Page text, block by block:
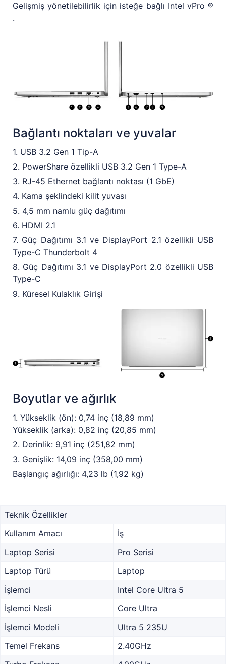
Gelişmiş yönetilebilirlik için isteğe bağlı Intel vPro ®
.
Bağlantı noktaları ve yuvalar
1. USB 3.2 Gen 1 Tip-A
2. PowerShare özellikli USB 3.2 Gen 1 Type-A
3. RJ-45 Ethernet bağlantı noktası (1 GbE)
4. Kama şeklindeki kilit yuvası
5. 4,5 mm namlu güç dağıtımı
6. HDMI 2.1
7. Güç Dağıtımı 3.1 ve DisplayPort 2.1 özellikli USB
Type-C Thunderbolt 4
8. Güç Dağıtımı 3.1 ve DisplayPort 2.0 özellikli USB
Type-C
9. Küresel Kulaklık Girişi
Boyutlar ve ağırlık
1. Yükseklik (ön): 0,74 inç (18,89 mm)
Yükseklik (arka): 0,82 inç (20,85 mm)
2. Derinlik: 9,91 inç (251,82 mm)
3. Genişlik: 14,09 inç (358,00 mm)
Başlangıç ağırlığı: 4,23 lb (1,92 kg)
Teknik Özellikler
Kullanım Amacı
İş
Laptop Serisi
Pro Serisi
Laptop Türü
Laptop
İşlemci
Intel Core Ultra 5
İşlemci Nesli
Core Ultra
İşlemci Modeli
Ultra 5 235U
Temel Frekans
2.40GHz